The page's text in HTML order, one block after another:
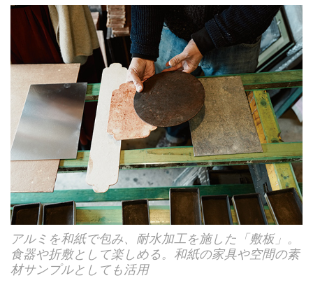
アルミを和紙で包み、耐水加工を施した「敷板」。
食器や折敷として楽しめる。和紙の家具や空間の素
材サンプルとしても活用